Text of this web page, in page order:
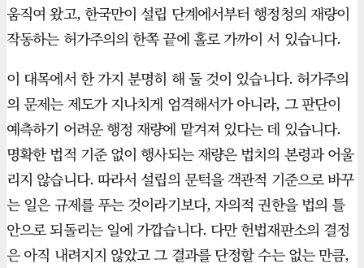
움직여 왔고, 한국만이 설립 단계에서부터 행정청의 재량이
작동하는 허가주의의 한쪽 끝에 홀로 가까이 서 있습니다.
이 대목에서 한 가지 분명히 해 둘 것이 있습니다. 허가주의
의 문제는 제도가 지나치게 엄격해서가 아니라, 그 판단이
예측하기 어려운 행정 재량에 맡겨져 있다는 데 있습니다.
명확한 법적 기준 없이 행사되는 재량은 법치의 본령과 어울
리지 않습니다. 따라서 설립의 문턱을 객관적 기준으로 바꾸
는 일은 규제를 푸는 것이라기보다, 자의적 권한을 법의 틀
안으로 되돌리는 일에 가깝습니다. 다만 헌법재판소의 결정
은 아직 내려지지 않았고 그 결과를 단정할 수는 없는 만큼,